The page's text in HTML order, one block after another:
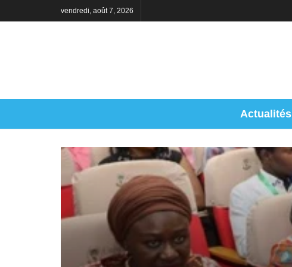
vendredi, août 7, 2026
Actualités